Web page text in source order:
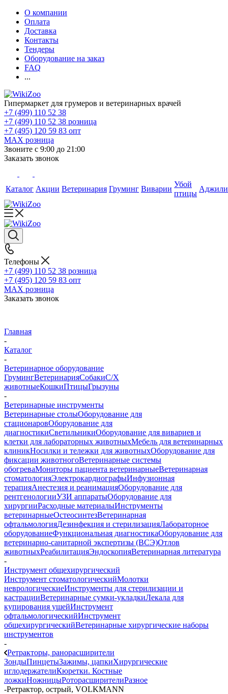
О компании
Оплата
Доставка
Контакты
Тендеры
Оборудование на заказ
FAQ
...
Гипермаркет для грумеров и ветеринарных врачей
+7 (499) 110 52 38
+7 (499) 110 52 38 розница
+7 (495) 120 59 83 опт
MAX розница
Звоните с 9:00 до 21:00
Заказать звонок
Каталог Акции Ветеринария Груминг Виварии
Убой
птицы
Телефоны
+7 (499) 110 52 38 розница
+7 (495) 120 59 83 опт
MAX розница
Заказать звонок
Главная
-
Каталог
-
Ветеринарное оборудование
ГрумингВетеринарияСобакиС/Х
животныеКошкиПтицыГрызуны
-
Ветеринарные инструменты
Ветеринарные столыОборудование для
стационаровОборудование для
диагностикиСветильникиОборудование для вивариев и
клетки для лабораторных животныхМебель для ветеринарных
клиникНосилки и тележки для животныхОборудование для
фиксации животногоВетеринарные системы
обогреваМониторы пациента ветеринарныеВетеринарная
стоматологияЭлектрокардиографыИнфузионная
терапияАнестезия и реанимацияОборудование для
рентгенологииУЗИ аппаратыОборудование для
хирургииРасходные материалыИнструменты
ветеринарныеОстеосинтезВетеринарная
офтальмологияДезинфекция и стерилизацияЛабораторное
оборудованиеФункциональная диагностикаОборудование для
ветеринарно-санитарной экспертизы (ВСЭ)Отлов
животныхРеабилитацияЭндоскопияВетеринарная литература
-
Инструмент общехирургический
Инструмент стоматологическийМолотки
неврологическиеИнструменты для стерилизации и
кастрацииВетеринарные сумки-укладкиЛекала для
купирования ушейИнструмент
офтальмологическийИнструмент
общехирургическийВетеринарные хирургические наборы
инструментов
-
Ретракторы, ранорасширители
ЗондыПинцетыЗажимы, цапкиХирургические
иглодержателиКюретки. Костные
ложкиНожницыРоторасширителиРазное
-Ретрактор, острый, VOLKMANN